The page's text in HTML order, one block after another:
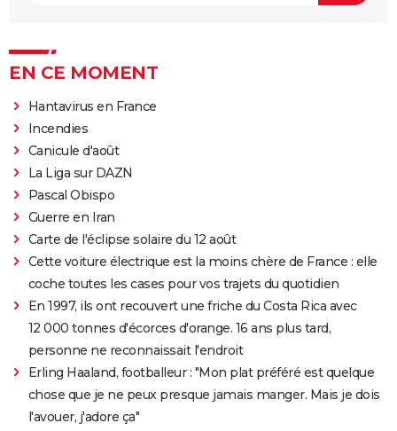
EN CE MOMENT
Hantavirus en France
Incendies
Canicule d'août
La Liga sur DAZN
Pascal Obispo
Guerre en Iran
Carte de l'éclipse solaire du 12 août
Cette voiture électrique est la moins chère de France : elle
coche toutes les cases pour vos trajets du quotidien
En 1997, ils ont recouvert une friche du Costa Rica avec
12 000 tonnes d'écorces d'orange. 16 ans plus tard,
personne ne reconnaissait l'endroit
Erling Haaland, footballeur : "Mon plat préféré est quelque
chose que je ne peux presque jamais manger. Mais je dois
l'avouer, j'adore ça"